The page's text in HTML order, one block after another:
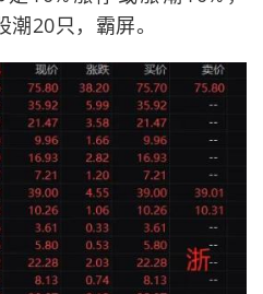
20只，霸屏。